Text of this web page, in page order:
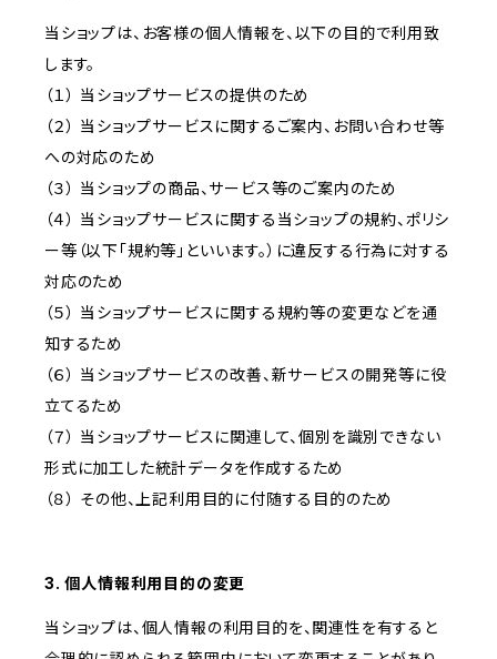
当ショップは、お客様の個人情報を、以下の目的で利用致
します。
（１） 当ショップサービスの提供のため
（２） 当ショップサービスに関するご案内、お問い合わせ等
への対応のため
（３） 当ショップの商品、サービス等のご案内のため
（４） 当ショップサービスに関する当ショップの規約、ポリシ
ー等（以下「規約等」といいます。）に違反する行為に対する
対応のため
（５） 当ショップサービスに関する規約等の変更などを通
知するため
（６） 当ショップサービスの改善、新サービスの開発等に役
立てるため
（７） 当ショップサービスに関連して、個別を識別できない
形式に加工した統計データを作成するため
（８） その他、上記利用目的に付随する目的のため
3. 個人情報利用目的の変更
当ショップは、個人情報の利用目的を、関連性を有すると